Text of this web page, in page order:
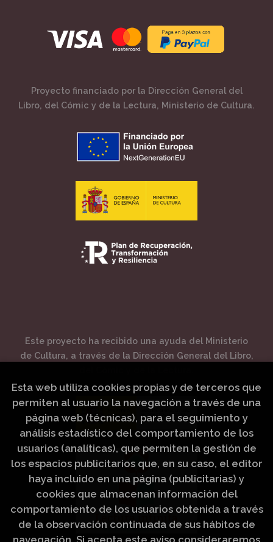
Proyecto financiado por la Dirección General del
Libro, del Cómic y de la Lectura, Ministerio de Cultura.
Este proyecto ha recibido una ayuda del Ministerio
de Cultura, a través de la Dirección General del Libro,
Esta web utiliza cookies propias y de terceros que
permiten al usuario la navegación a través de una
página web (técnicas), para el seguimiento y
análisis estadístico del comportamiento de los
usuarios (analíticas), que permiten la gestión de
los espacios publicitarios que, en su caso, el editor
haya incluido en una página (publicitarias) y
cookies que almacenan información del
comportamiento de los usuarios obtenida a través
de la observación continuada de sus hábitos de
navegación. Si acepta este aviso consideraremos